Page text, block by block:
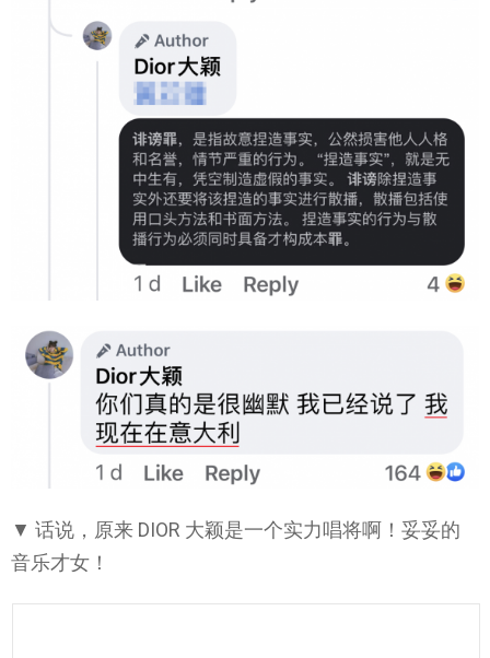
▼ 话说，原来 DIOR 大颖是一个实力唱将啊！妥妥的
音乐才女！